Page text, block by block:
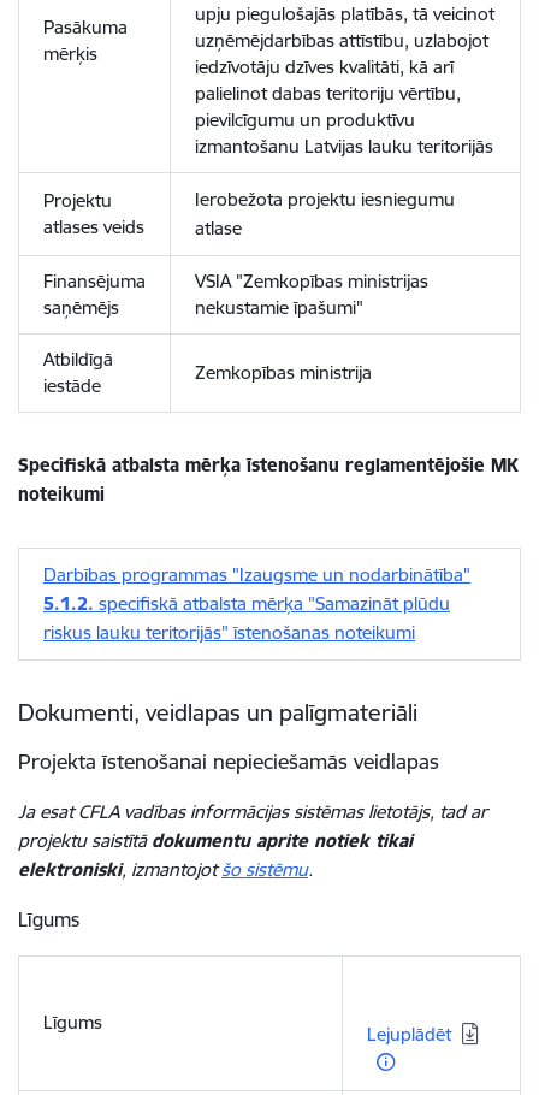
Pasākuma
mērķis
upju piegulošajās platībās, tā veicinot
uzņēmējdarbības attīstību, uzlabojot
iedzīvotāju dzīves kvalitāti, kā arī
palielinot dabas teritoriju vērtību,
pievilcīgumu un produktīvu
izmantošanu Latvijas lauku teritorijās
Projektu
atlases veids
Ierobežota projektu iesniegumu
atlase
Finansējuma
saņēmējs
VSIA "Zemkopības ministrijas
nekustamie īpašumi"
Atbildīgā
iestāde
Zemkopības ministrija
Specifiskā atbalsta mērķa īstenošanu reglamentējošie MK
noteikumi
Darbības programmas "Izaugsme un nodarbinātība"
5.1.2. specifiskā atbalsta mērķa "Samazināt plūdu
riskus lauku teritorijās" īstenošanas noteikumi
Dokumenti, veidlapas un palīgmateriāli
Projekta īstenošanai nepieciešamās veidlapas
Ja esat CFLA vadības informācijas sistēmas lietotājs, tad ar
projektu saistītā dokumentu aprite notiek tikai
elektroniski, izmantojotšo sistēmu.
Līgums
Līgums
Lejuplādēt